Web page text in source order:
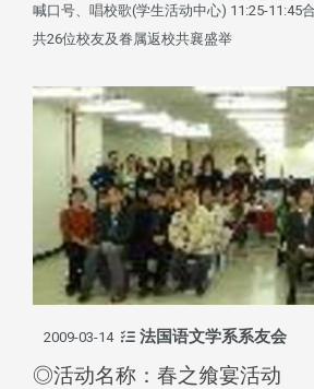
喊口号、唱校歌(学生活动中心) 11:25-11:45
共26位校友及眷属返校共襄盛举
2009-03-14 法国语文学系系友会
◎活动名称：春之飨宴活动